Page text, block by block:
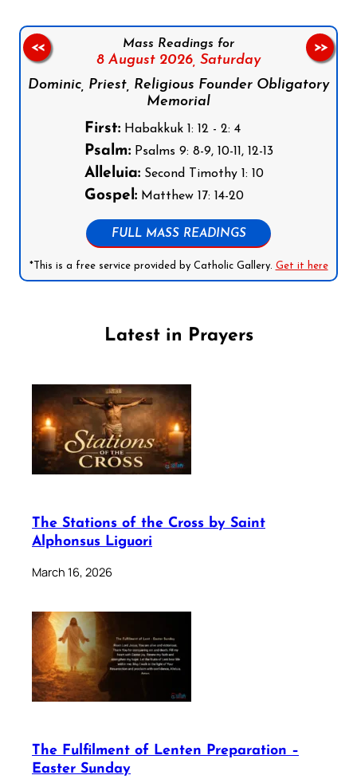
Mass Readings for
8 August 2026, Saturday
Dominic, Priest, Religious Founder Obligatory
Memorial
First:Habakkuk 1: 12 - 2: 4
Psalm:Psalms 9: 8-9, 10-11, 12-13
Alleluia:Second Timothy 1: 10
Gospel:Matthew 17: 14-20
FULL MASS READINGS
*This is a free service provided by Catholic Gallery. Get it here
<< >>
Latest in Prayers
The Stations of the Cross by Saint
Alphonsus Liguori
March 16, 2026
The Fulfilment of Lenten Preparation –
Easter Sunday